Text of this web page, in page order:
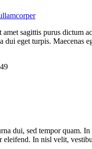
sagittis purus dictum
dui eget turpis. Maecenas
dui, sed tempor quam.
In nisl velit,